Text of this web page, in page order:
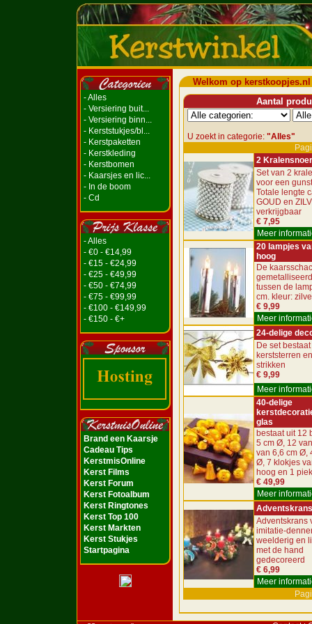
- Alles
- Versiering buit...
- Versiering binn...
- Kerststukjes/bl...
- Kerstpaketten
- Kerstkleding
- Kerstbomen
- Kaarsjes en lic...
- In de boom
- Cd
- Alles
- €0 - €14,99
- €15 - €24,99
- €25 - €49,99
- €50 - €74,99
- €75 - €99,99
- €100 - €149,99
- €150 - €+
Brand een Kaarsje
Cadeau Tips
KerstmisOnline
Kerst Films
Kerst Forum
Kerst Fotoalbum
Kerst Ringtones
Kerst Top 100
Kerst Markten
Kerst Stukjes
Startpagina
Welkom op kerstkoopjes.nl
Aantal
U zoekt in categorie: "Alles"
2
Set van 2
voor een
Totale lengte
GOUD en
verkrijgbaar
€ 7,95
Meer
20 lampjes
hoog
De
tussen de
cm. kleur:
€ 9,99
Meer
24-delige
De set
kerststerren
strikken
€ 9,99
Meer
40-delige
glas
bestaat uit 12
5 cm Ø, 12
van 6,6 cm Ø,
Ø, 7 klokjes
hoog en 1
€ 49,99
Meer
Adventskrans
Adventskrans
imitatie-
weelderig en
met de hand
gedecoreerd
€ 6,99
Meer